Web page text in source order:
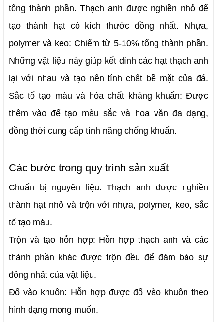
tổng thành phần. Thạch anh được nghiền nhỏ để
tạo thành hạt có kích thước đồng nhất. Nhựa,
polymer và keo: Chiếm từ 5-10% tổng thành phần.
Những vật liệu này giúp kết dính các hạt thạch anh
Sắc tố tạo màu và hóa chất kháng khuẩn: Được
thêm vào để tạo màu sắc và hoa văn đa dạng,
đồng thời cung cấp tính năng chống khuẩn.
Các bước trong quy trình sản xuất
Chuẩn bị nguyên liệu: Thạch anh được nghiền
thành hạt nhỏ và trộn với nhựa, polymer, keo, sắc
tố tạo màu.
Trộn và tạo hỗn hợp: Hỗn hợp thạch anh và các
thành phần khác được trộn đều để đảm bảo sự
đồng nhất của vật liệu.
Đổ vào khuôn: Hỗn hợp được đổ vào khuôn theo
hình dạng mong muốn.